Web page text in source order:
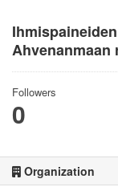
Followers
0
Organization